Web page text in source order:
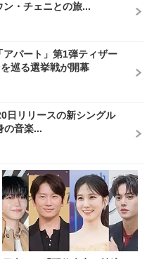
ン・チェニとの旅...
パート」第1弾ティザー
巡る選挙戦が開幕
日リリースの新シングル
の音楽...